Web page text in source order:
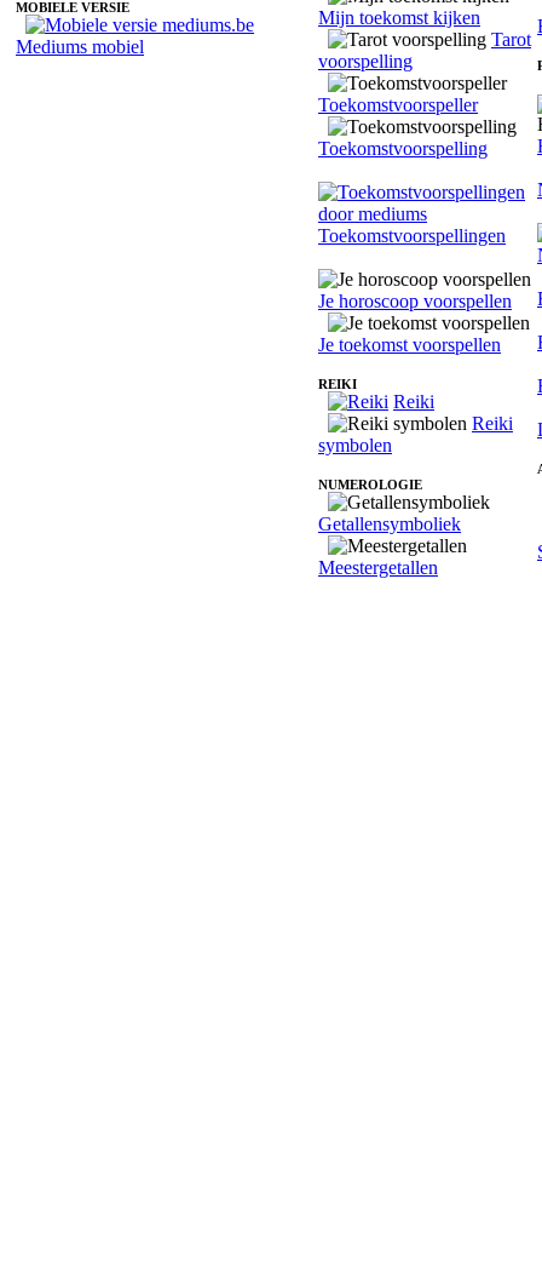
MOBIELE VERSIE
Mediums mobiel
Mijn toekomst kijken
Tarot
voorspelling
Toekomstvoorspeller
Toekomstvoorspelling
Toekomstvoorspellingen
Je horoscoop voorspellen
Je toekomst voorspellen
REIKI
Reiki
Reiki
symbolen
NUMEROLOGIE
Getallensymboliek
Meestergetallen